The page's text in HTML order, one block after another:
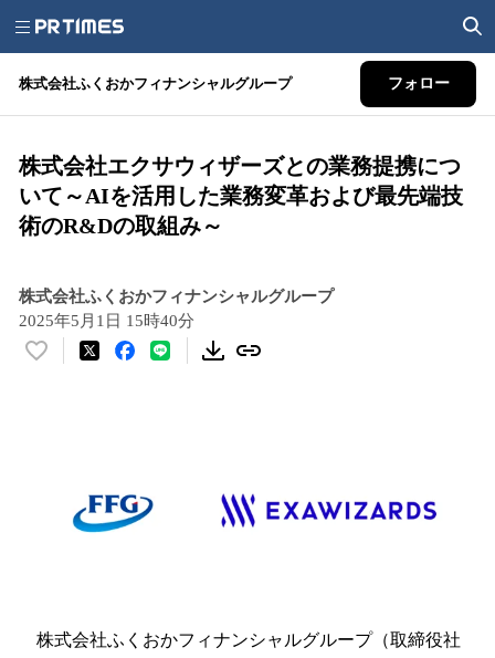
株式会社ふくおかフィナンシャルグループ フォロー
株式会社エクサウィザーズとの業務提携につ
いて～AIを活用した業務変革および最先端技
術のR&Dの取組み～
株式会社ふくおかフィナンシャルグループ
2025年5月1日 15時40分
い
す
株式会社ふくおかフィナンシャルグループ（取締役社